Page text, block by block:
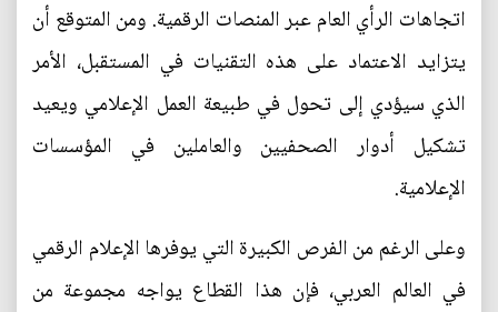
اتجاهات الرأي العام عبر المنصات الرقمية. ومن المتوقع أن
يتزايد الاعتماد على هذه التقنيات في المستقبل، الأمر
الذي سيؤدي إلى تحول في طبيعة العمل الإعلامي ويعيد
تشكيل أدوار الصحفيين والعاملين في المؤسسات
الإعلامية.
وعلى الرغم من الفرص الكبيرة التي يوفرها الإعلام الرقمي
في العالم العربي، فإن هذا القطاع يواجه مجموعة من